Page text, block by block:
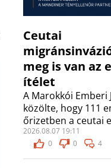
Ceutai
meg is van az
ítélet
A Marokkói Emberi
közölte, hogy 111
őrizetben a ceutai
2026.08.07 19:11
0
0 4